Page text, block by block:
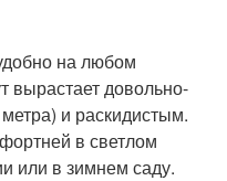
на любом
вырастает довольно-
и раскидистым.
в светлом
или в зимнем саду.